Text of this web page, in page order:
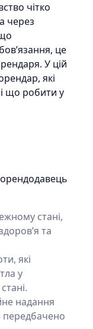
чітко
через
це
У цій
які
що робити у
стані,
та
які
у
надання
передбачено